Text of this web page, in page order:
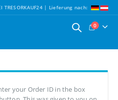
TRESORKAUF24 | Lieferung nach:
0
your Order ID in the box